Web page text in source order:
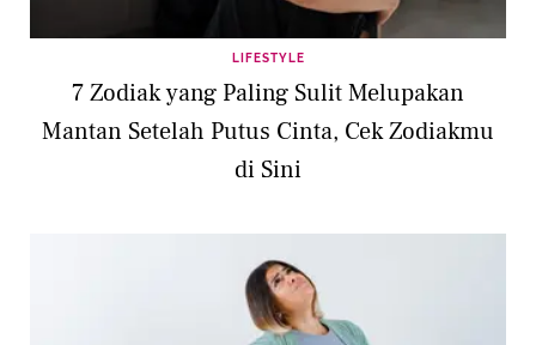
LIFESTYLE
7 Zodiak yang Paling Sulit Melupakan
Mantan Setelah Putus Cinta, Cek Zodiakmu
di Sini